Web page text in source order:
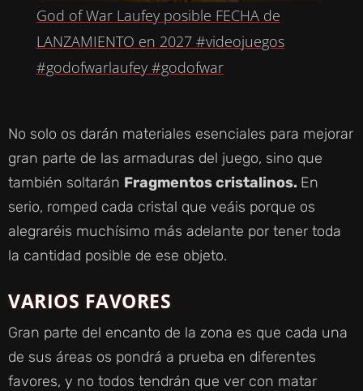
A
V
I
D
O
God of War Laufey posible FECHA de
LANZAMIENTO en 2027 #videojuegos
#godofwarlaufey #godofwar
No solo os darán materiales esenciales para mejorar
gran parte de las armaduras del juego, sino que
también soltarán Fragmentos cristalinos. En
serio, romped cada cristal que veáis porque os
alegraréis muchísimo más adelante por tener toda
la cantidad posible de ese objeto.
VARIOS FAVORES
Gran parte del encanto de la zona es que cada una
de sus áreas os pondrá a prueba en diferentes
favores, y no todos tendrán que ver con matar